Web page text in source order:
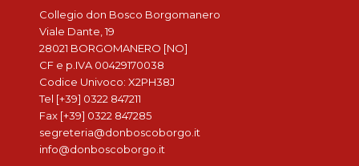
Collegio don Bosco Borgomanero
Viale Dante, 19
28021 BORGOMANERO [NO]
CF e p.IVA 00429170038
Codice Univoco: X2PH38J
Tel [+39] 0322 847211
Fax [+39] 0322 847285
segreteria@donboscoborgo.it
info@donboscoborgo.it